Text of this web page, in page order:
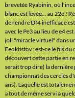
brevetée Ryabinin, où
blanc est levée... au 22e !
de rendre Df4 inefficace
avec le Pe3 au lieu de e4
joli "miracle virtuel" dans
Feoktistov : est-ce le fils du
découvert cette partie en
serait trop dire) la dernière
championnat des cercles
ans). Laquelle est
a tout de même servi à